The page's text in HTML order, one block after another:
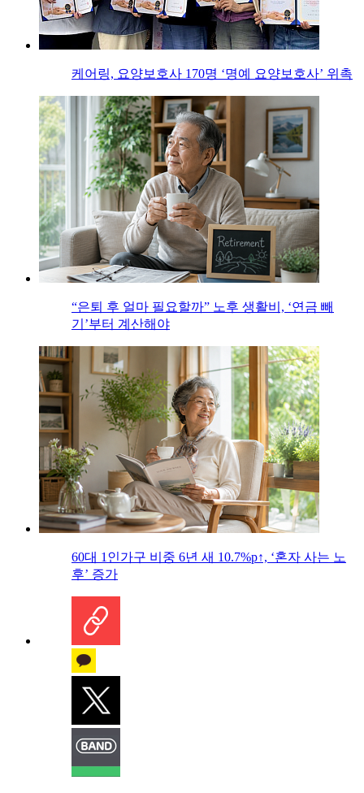
케어링, 요양보호사 170명 ‘명예 요양보호사’ 위촉
“은퇴 후 얼마 필요할까” 노후 생활비, ‘연금 빼
기’부터 계산해야
60대 1인가구 비중 6년 새 10.7%p↑, ‘혼자 사는 노
후’ 증가